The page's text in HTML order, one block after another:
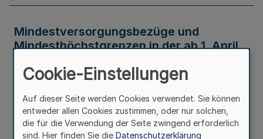
Mindestversorgungsbezüge und
Mindesthöchstgrenzen in der ab 1. April
Verwaltungsvorschrift
Cookie-Einstellungen
Auf dieser Seite werden Cookies verwendet. Sie können
entweder allen Cookies zustimmen, oder nur solchen,
die für die Verwendung der Seite zwingend erforderlich
sind. Hier finden Sie die Datenschutzerklärung